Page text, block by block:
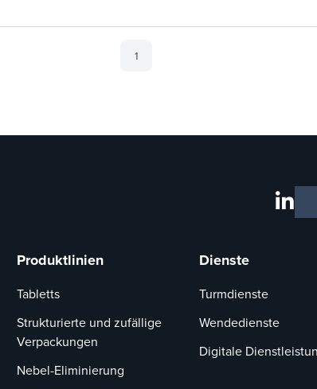
1
Produktlinien
Tabletts
Strukturierte und zufällige
Verpackungen
Nebel-Eliminierung
Dienste
Turmdienste
Wendedienste
Digitale